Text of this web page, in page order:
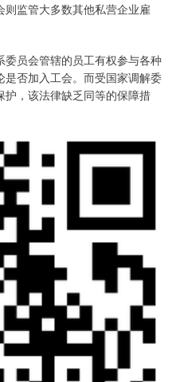
监管大多数其他私营企业雇
员会管辖的员工有权参与各种
是否加入工会。而受国家调解委
护，该法律缺乏同等的保障措